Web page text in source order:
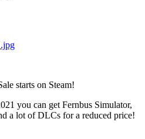
starts on Steam!
you can get Fernbus Simulator,
a lot of DLCs for a reduced price!